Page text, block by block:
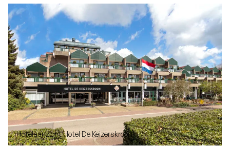
Hotelaanzicht Hotel De Keizerskroon